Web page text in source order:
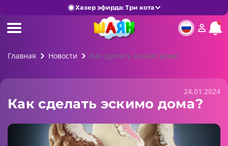
Хәзер эфирда: Три кота
Главная Новости Как сделать эскимо дома?
24.01.2024
Как сделать эскимо дома?